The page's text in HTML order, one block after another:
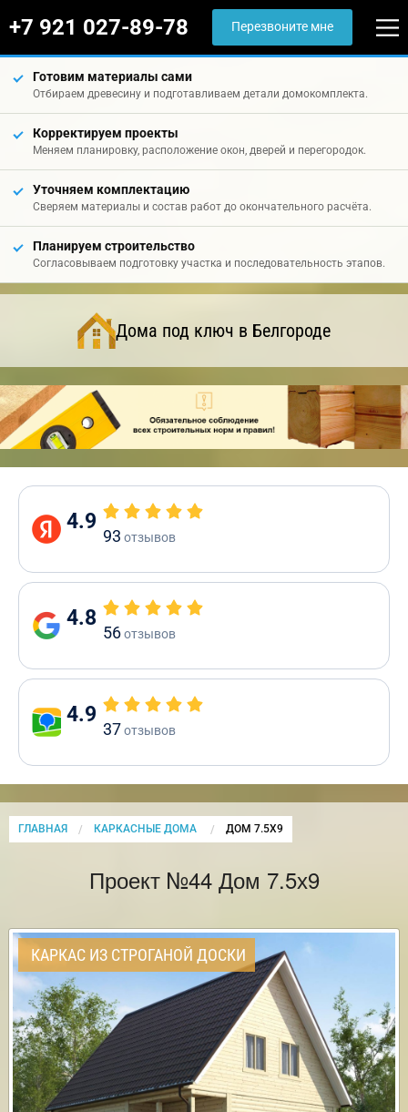
+7 921 027-89-78 Перезвоните мне
Готовим материалы сами
Отбираем древесину и подготавливаем детали домокомплекта.
Корректируем проекты
Меняем планировку, расположение окон, дверей и перегородок.
Уточняем комплектацию
Сверяем материалы и состав работ до окончательного расчёта.
Планируем строительство
Согласовываем подготовку участка и последовательность этапов.
Дома под ключ в Белгороде
4.9
93 отзывов
4.8
56отзывов
4.9
37отзывов
ГЛАВНАЯ КАРКАСНЫЕ ДОМА CURRENT:
ДОМ 7.5Х9
Проект №44 Дом 7.5х9
КАРКАС ИЗ СТРОГАНОЙ ДОСКИ